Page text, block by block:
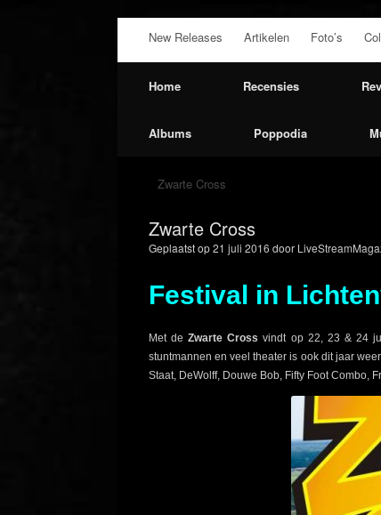
de
New Releases Artikelen Foto’s
Home Recensies
Albums Poppodia
Zwarte Cross
Zwarte Cross
Geplaatst op21 juli 2016 door
Festival in
Met deZwarte Cross vindt op 22, 23 & 24
stuntmannen en veel theater is ook dit jaar
Staat, DeWolff, Douwe Bob, Fifty Foot Combo,